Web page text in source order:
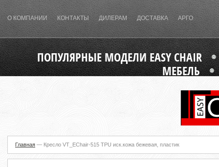
О КОМПАНИИ КОНТАКТЫ ДИЛЕРАМ ДОСТАВКА АРГО
ПОПУЛЯРНЫЕ МОДЕЛИ EASY CHAIR
МЕБЕЛЬ
Главная — Кресло VT_EChair-515 TPU иск.кожа бежевая, пластик